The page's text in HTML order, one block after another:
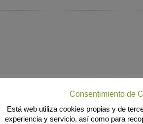
Consentimiento de
Está web utiliza cookies propias y de
experiencia y servicio, así como para